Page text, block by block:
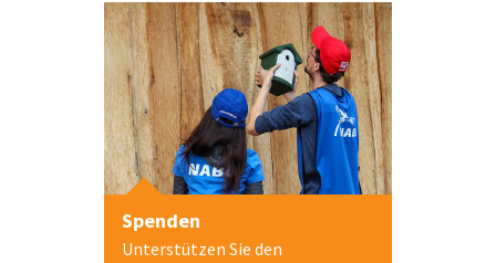
Spenden
Unterstützen Sie den